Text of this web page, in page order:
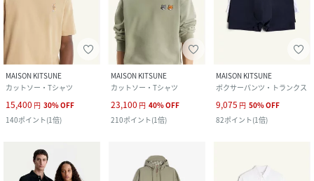
MAISON KITSUNE
カットソー・Tシャツ
15,400 円 30%OFF
140ポイント(1倍)
MAISON KITSUNE
カットソー・Tシャツ
23,100 円 40%OFF
210ポイント(1倍)
MAISON KITSUNE
ボクサーパンツ・トランクス
9,075 円 50%OFF
82ポイント(1倍)